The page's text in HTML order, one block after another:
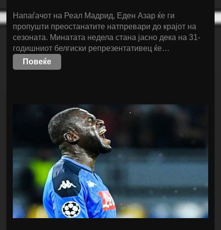
Напаѓачот на Реал Мадрид, Еден Азар ќе ги
пропушти преостанатите натпревари до крајот на
сезоната. Минатата недела стана јасно дека на 31-
годишниот белгиски репрезентативец ќе…
Повеќе